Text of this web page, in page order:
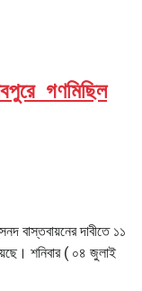
গণমিছিল
বাস্তবায়নের দাবীতে ১১
শনিবার ( ০৪ জুলাই